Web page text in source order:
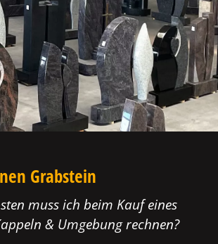
Grabstein
muss ich beim Kauf eines
& Umgebung rechnen?